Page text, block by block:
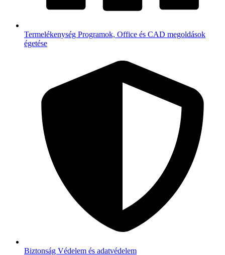
Termelékenység Programok, Office és CAD megoldások
égetése
Biztonság Védelem és adatvédelem